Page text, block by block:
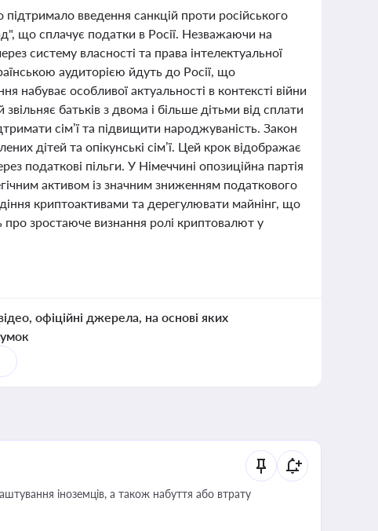
підтримало введення санкцій проти російського
що сплачує податки в Росії. Незважаючи на
систему власності та права інтелектуальної
аудиторією йдуть до Росії, що
набуває особливої актуальності в контексті війни
батьків з двома і більше дітьми від сплати
сім’ї та підвищити народжуваність. Закон
дітей та опікунські сім’ї. Цей крок відображає
податкові пільги. У Німеччині опозиційна партія
активом із значним зниженням податкового
криптоактивами та дерегулювати майнінг, що
про зростаюче визнання ролі криптовалют у
офіційні джерела, на основі яких
іноземців, а також набуття або втрату